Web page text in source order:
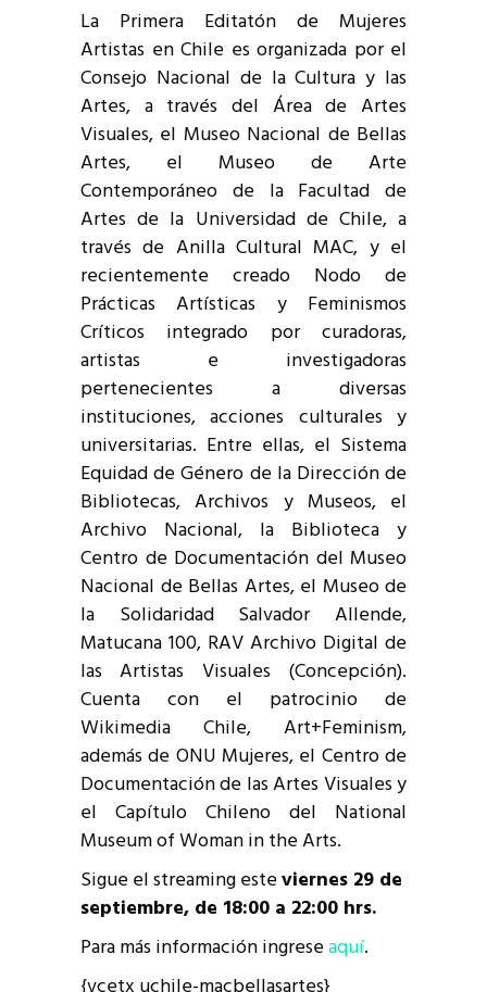
La Primera Editatón de Mujeres
Artistas en Chile es organizada por el
Consejo Nacional de la Cultura y las
Artes, a través del Área de Artes
Visuales, el Museo Nacional de Bellas
Artes, el Museo de Arte
Contemporáneo de la Facultad de
Artes de la Universidad de Chile, a
través de Anilla Cultural MAC, y el
recientemente creado Nodo de
Prácticas Artísticas y Feminismos
Críticos integrado por curadoras,
artistas e investigadoras
pertenecientes a diversas
instituciones, acciones culturales y
universitarias. Entre ellas, el Sistema
Equidad de Género de la Dirección de
Bibliotecas, Archivos y Museos, el
Archivo Nacional, la Biblioteca y
Centro de Documentación del Museo
Nacional de Bellas Artes, el Museo de
la Solidaridad Salvador Allende,
Matucana 100, RAV Archivo Digital de
las Artistas Visuales (Concepción).
Cuenta con el patrocinio de
Wikimedia Chile, Art+Feminism,
además de ONU Mujeres, el Centro de
Documentación de las Artes Visuales y
el Capítulo Chileno del National
Museum of Woman in the Arts.
Sigue el streaming esteviernes 29 de
septiembre, de 18:00 a 22:00 hrs.
Para más información ingreseaquí.